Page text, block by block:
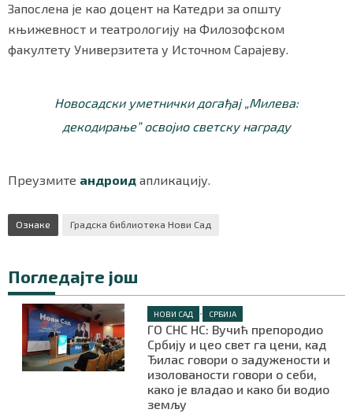
Запослена је као доцент на Катедри за општу
књижевност и театрологију на Филозофском
факултету Универзитета у Источном Сарајеву.
Новосадски уметнички догађај „Милева:
декодирање” освојио светску награду
Преузмите андроид апликацију.
Ознаке Градска библиотека Нови Сад
Погледајте још
НОВИ САД • СРБИЈА
ГО СНС НС: Вучић препородио
Србију и цео свет га цени, кад
Ђилас говори о задужености и
изолованости говори о себи,
како је владао и како би водио
земљу